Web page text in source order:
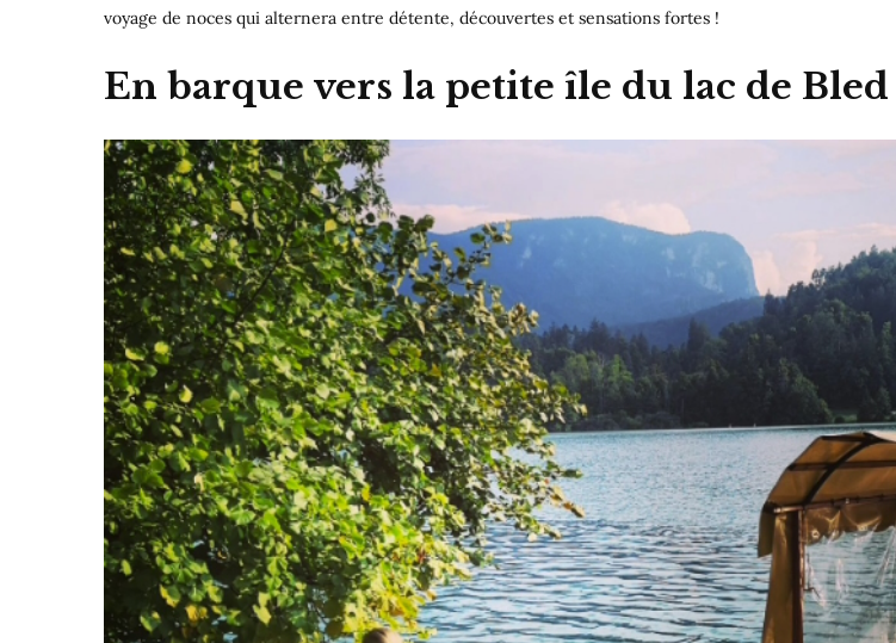
voyage de noces qui alternera entre détente, découvertes et sensations fortes !
En barque vers la petite île du lac de Bled